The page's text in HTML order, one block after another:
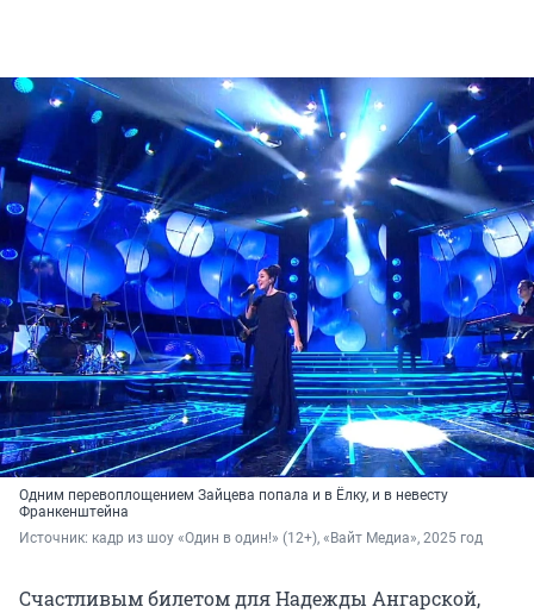
Одним перевоплощением Зайцева попала и в Ёлку, и в невесту
Франкенштейна
Источник: кадр из шоу «Один в один!» (12+), «Вайт Медиа», 2025 год
Счастливым билетом для Надежды Ангарской,